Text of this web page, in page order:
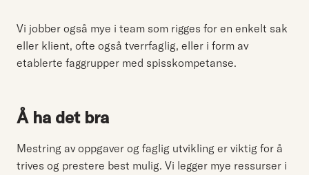
Vi jobber også mye i team som rigges for en enkelt sak
eller klient, ofte også tverrfaglig, eller i form av
etablerte faggrupper med spisskompetanse.
Å ha det bra
Mestring av oppgaver og faglig utvikling er viktig for å
trives og prestere best mulig. Vi legger mye ressurser i